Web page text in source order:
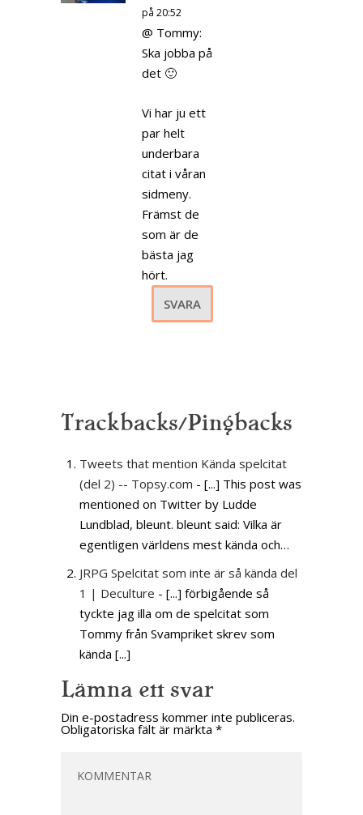
på 20:52
@ Tommy:
Ska jobba på
det 🙂
Vi har ju ett
par helt
underbara
citat i våran
sidmeny.
Främst de
som är de
bästa jag
hört.
SVARA
Trackbacks/Pingbacks
Tweets that mention Kända spelcitat
(del 2) -- Topsy.com - [...] This post was
mentioned on Twitter by Ludde
Lundblad, bleunt. bleunt said: Vilka är
egentligen världens mest kända och…
JRPG Spelcitat som inte är så kända del
1 | Deculture - [...] förbigående så
tyckte jag illa om de spelcitat som
Tommy från Svampriket skrev som
kända [...]
Lämna ett svar
Din e-postadress kommer inte publiceras.
Obligatoriska fält är märkta *